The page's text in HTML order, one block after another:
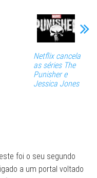
Netflix cancela
as séries The
Punisher e
Jessica Jones
foi o seu segundo
a um portal voltado